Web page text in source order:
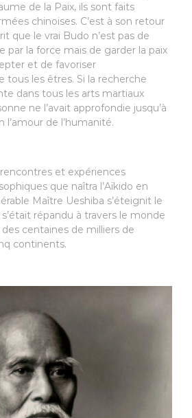
de la Paix, ils sont faits
chinoises. C’est à son retour
que le vrai Budo n’est pas de
par la force mais de garder la paix
et de favoriser
tous les êtres. Si la recherche
dans tous les arts martiaux
ne l’avait approfondie jusqu’à
l’amour de l’humanité.
et expériences
que naîtra l’Aïkido en
Maître Ueshiba s’éteignit le
s’était répandu à travers le monde
centaines de milliers de
continents.